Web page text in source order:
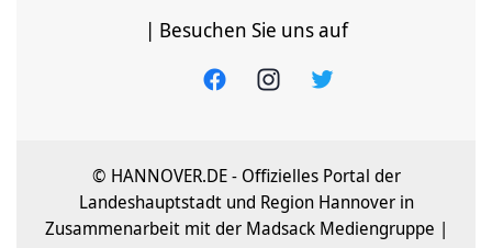
| Besuchen Sie uns auf
© HANNOVER.DE - Offizielles Portal der
Landeshauptstadt und Region Hannover in
Zusammenarbeit mit der Madsack Mediengruppe |